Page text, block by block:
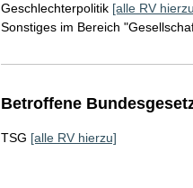
Geschlechterpolitik [alle RV
Sonstiges im Bereich
Betroffene
TSG [alle RV hierzu]